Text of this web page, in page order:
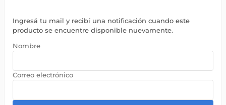
Ingresá tu mail y recibí una notificación cuando este
producto se encuentre disponible nuevamente.